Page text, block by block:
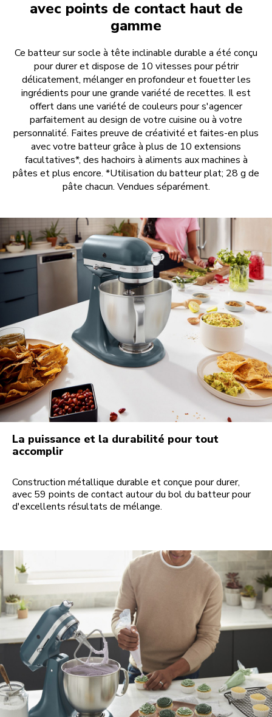
avec points de contact haut de
gamme
Ce batteur sur socle à tête inclinable durable a été conçu
pour durer et dispose de 10 vitesses pour pétrir
délicatement, mélanger en profondeur et fouetter les
ingrédients pour une grande variété de recettes. Il est
offert dans une variété de couleurs pour s'agencer
parfaitement au design de votre cuisine ou à votre
personnalité. Faites preuve de créativité et faites-en plus
avec votre batteur grâce à plus de 10 extensions
facultatives*, des hachoirs à aliments aux machines à
pâtes et plus encore. *Utilisation du batteur plat; 28 g de
pâte chacun. Vendues séparément.
La puissance et la durabilité pour tout
accomplir
Construction métallique durable et conçue pour durer,
avec 59 points de contact autour du bol du batteur pour
d'excellents résultats de mélange.